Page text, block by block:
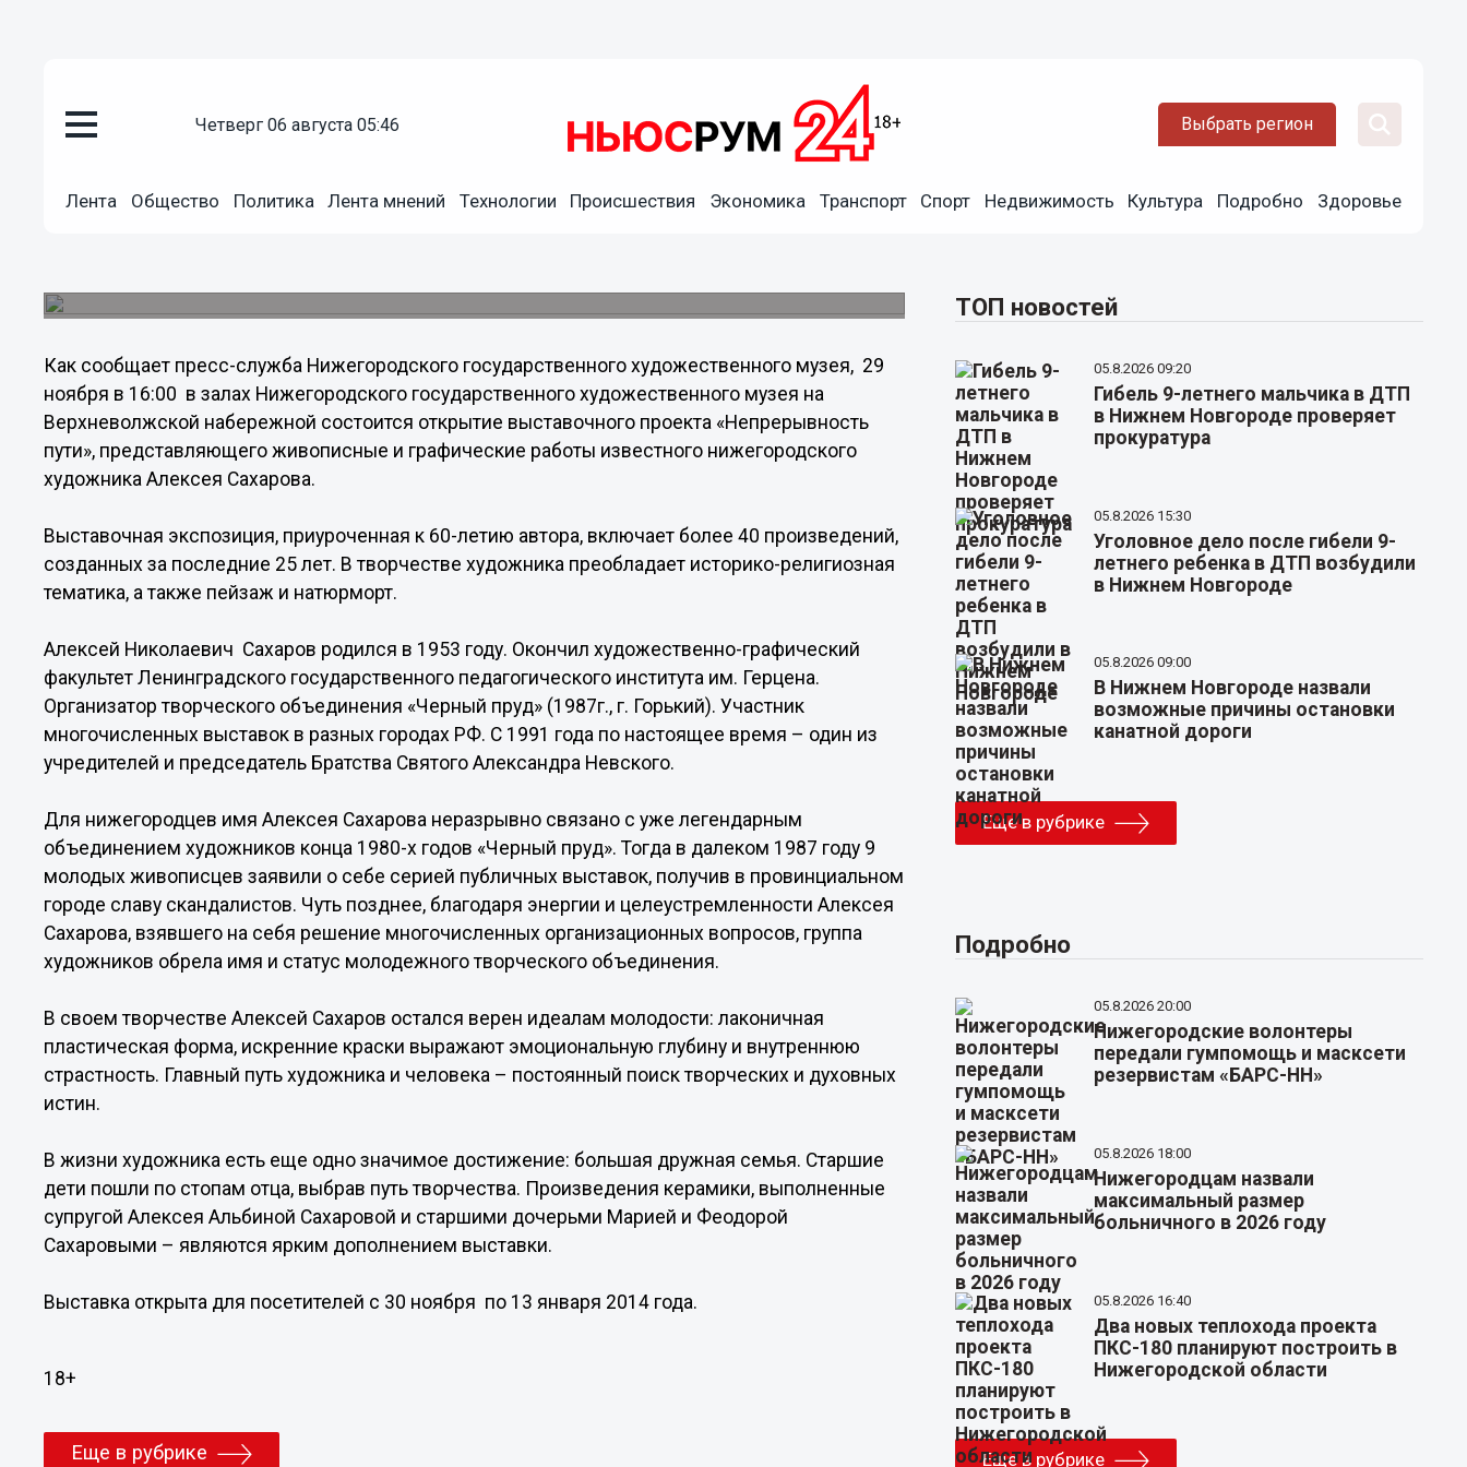
четверг 06 августа 05:46 Выбрать регион
Лента Общество Политика Лента мнений Технологии Происшествия Экономика Транспорт Спорт Недвижимость Культура Подробно Здоровье
Юбилейная выставка художника Алексея Сахарова
Как сообщает пресс-служба Нижегородского государственного художественного музея, 29
ноября в 16:00 в залах Нижегородского государственного художественного музея на
Верхневолжской набережной состоится открытие выставочного проекта «Непрерывность
пути», представляющего живописные и графические работы известного нижегородского
художника Алексея Сахарова.
Выставочная экспозиция, приуроченная к 60-летию автора, включает более 40 произведений,
созданных за последние 25 лет. В творчестве художника преобладает историко-религиозная
тематика, а также пейзаж и натюрморт.
Алексей Николаевич Сахаров родился в 1953 году. Окончил художественно-графический
факультет Ленинградского государственного педагогического института им. Герцена.
Организатор творческого объединения «Черный пруд» (1987г., г. Горький). Участник
многочисленных выставок в разных городах РФ. С 1991 года по настоящее время – один из
учредителей и председатель Братства Святого Александра Невского.
Для нижегородцев имя Алексея Сахарова неразрывно связано с уже легендарным
объединением художников конца 1980-х годов «Черный пруд». Тогда в далеком 1987 году 9
молодых живописцев заявили о себе серией публичных выставок, получив в провинциальном
городе славу скандалистов. Чуть позднее, благодаря энергии и целеустремленности Алексея
Сахарова, взявшего на себя решение многочисленных организационных вопросов, группа
художников обрела имя и статус молодежного творческого объединения.
В своем творчестве Алексей Сахаров остался верен идеалам молодости: лаконичная
пластическая форма, искренние краски выражают эмоциональную глубину и внутреннюю
страстность. Главный путь художника и человека – постоянный поиск творческих и духовных
истин.
В жизни художника есть еще одно значимое достижение: большая дружная семья. Старшие
дети пошли по стопам отца, выбрав путь творчества. Произведения керамики, выполненные
супругой Алексея Альбиной Сахаровой и старшими дочерьми Марией и Феодорой
Сахаровыми – являются ярким дополнением выставки.
Выставка открыта для посетителей с 30 ноября по 13 января 2014 года.
18+
Еще в рубрике
ТОП новостей
05.8.2026 09:20
Гибель 9-летнего мальчика в ДТП
в Нижнем Новгороде проверяет
прокуратура
05.8.2026 15:30
Уголовное дело после гибели 9-
летнего ребенка в ДТП возбудили
в Нижнем Новгороде
05.8.2026 09:00
В Нижнем Новгороде назвали
возможные причины остановки
канатной дороги
Еще в рубрике
Подробно
05.8.2026 20:00
Нижегородские волонтеры
передали гумпомощь и масксети
резервистам «БАРС-НН»
05.8.2026 18:00
Нижегородцам назвали
максимальный размер
больничного в 2026 году
05.8.2026 16:40
Два новых теплохода проекта
ПКС-180 планируют построить в
Нижегородской области
Еще в рубрике